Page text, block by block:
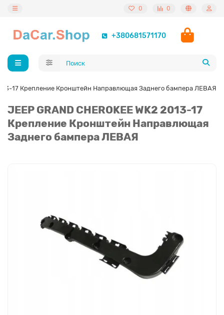
0 0
+380681571170
17 Крепление Кронштейн Направлющая Заднего бампера ЛЕВАЯ
JEEP GRAND CHEROKEE WK2 2013-17
Крепление Кронштейн Направлющая
Заднего бампера ЛЕВАЯ